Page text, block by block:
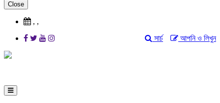
Close
, ,
আপনি ও লিখুন
সার্চ